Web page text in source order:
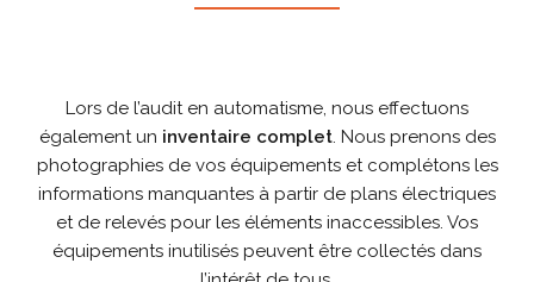
Lors de l’audit en automatisme, nous effectuons
également un inventaire complet. Nous prenons des
photographies de vos équipements et complétons les
informations manquantes à partir de plans électriques
et de relevés pour les éléments inaccessibles. Vos
équipements inutilisés peuvent être collectés dans